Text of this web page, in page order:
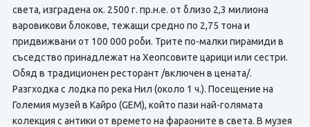
света, изградена ок. 2500 г. пр.н.е. от близо 2,3 милиона
варовикови блокове, тежащи средно по 2,75 тона и
придвижвани от 100 000 роби. Трите по-малки пирамиди в
съседство принадлежат на Хеопсовите царици или сестри.
Обяд в традиционен ресторант /включен в цената/.
Разгходка с лодка по река Нил (около 1 ч.). Посещение на
Големия музей в Кайро (GEM), който пази най-голямата
колекция с антики от времето на фараоните в света. В музея